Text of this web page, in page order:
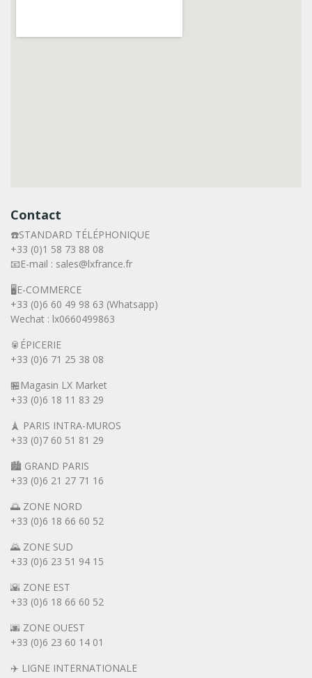
Contact
☎️STANDARD TÉLÉPHONIQUE
+33 (0)1 58 73 88 08
📧E-mail : sales@lxfrance.fr
🖥️E-COMMERCE
+33 (0)6 60 49 98 63 (Whatsapp)
Wechat : lx0660499863
🥫ÉPICERIE
+33 (0)6 71 25 38 08
🏪Magasin LX Market
+33 (0)6 18 11 83 29
🗼 PARIS INTRA-MUROS
+33 (0)7 60 51 81 29
🏙️ GRAND PARIS
+33 (0)6 21 27 71 16
🌅 ZONE NORD
+33 (0)6 18 66 60 52
🌄 ZONE SUD
+33 (0)6 23 51 94 15
🌇 ZONE EST
+33 (0)6 18 66 60 52
🌆 ZONE OUEST
+33 (0)6 23 60 14 01
✈️ LIGNE INTERNATIONALE